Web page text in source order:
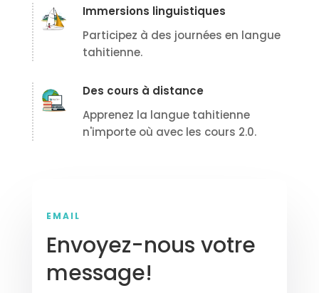
Immersions linguistiques
Participez à des journées en langue
tahitienne.
Des cours à distance
Apprenez la langue tahitienne
n'importe où avec les cours 2.0.
EMAIL
Envoyez-nous votre
message!